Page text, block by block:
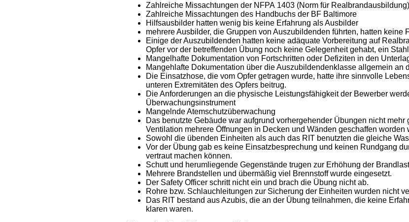
Zahlreiche Missachtungen der NFPA 1403 (Norm für Realbrandausbildung)
Zahlreiche Missachtungen des Handbuchs der BF Baltimore
Hilfsausbilder hatten wenig bis keine Erfahrung als Ausbilder
mehrere Ausbilder, die Gruppen von Auszubildenden führten, hatten keine
Einige der Auszubildenden hatten keine adäquate Vorbereitung auf
Opfer vor der betreffenden Übung noch keine Gelegenheit gehabt, ein
Mangelhafte Dokumentation von Fortschritten oder Defiziten in den
Mangehlafte Dokumentation über die Auszubildendenklasse allgemein an
Die Einsatzhose, die vom Opfer getragen wurde, hatte ihre sinnvolle
unteren Extremitäten des Opfers beitrug.
Die Anforderungen an die physische Leistungsfähigkeit der Bewerber
Überwachungsinstrument
Mangelnde Atemschutzüberwachung
Das benutzte Gebäude war aufgrund vorhergehender Übungen nicht
Ventilation mehrere Öffnungen in Decken und Wänden geschaffen
Sowohl die übenden Einheiten als auch das RIT benutzten die gleiche
Vor der Übung gab es keine Einsatzbesprechung und keinen Rundgang
vertraut machen können.
Schutt und herumliegende Gegenstände trugen zur Erhöhung der
Mehrere Brandstellen und übermäßig viel Brennstoff wurde eingesetzt.
Der Safety Officer schritt nicht ein und brach die Übung nicht ab.
Rohre bzw. Schlauchleitungen zur Sicherung der Einheiten wurden nicht
Das RIT bestand aus Azubis, die an der Übung teilnahmen, die keine
klaren waren.